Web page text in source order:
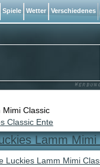
Mimi Classic
Classic Ente
Lamm Mimi
Spiele Wetter Verschiedenes